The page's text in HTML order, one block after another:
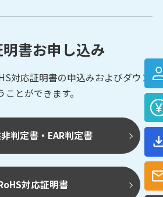
書お申し込み
対応証明書の申込みおよびダウン
とができます。
判定書・EAR判定書
対応証明書